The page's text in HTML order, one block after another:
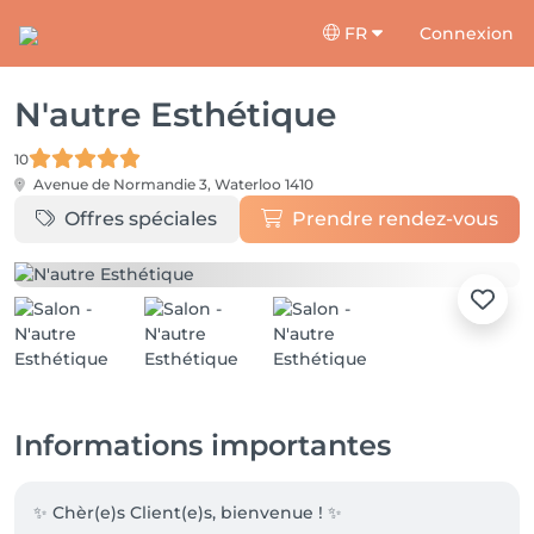
FR Connexion
N'autre Esthétique
10
Avenue de Normandie 3, Waterloo 1410
Offres spéciales Prendre rendez-vous
Informations importantes
✨ Chèr(e)s Client(e)s, bienvenue ! ✨